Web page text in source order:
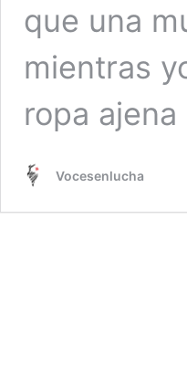
que una
mientras
ropa
Vocesenlucha